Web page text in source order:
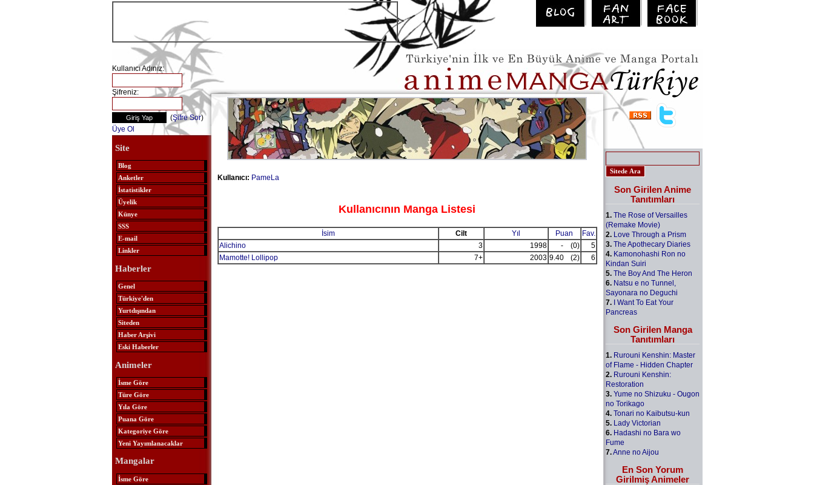
Kullanıcı Adınız:
Şifreniz:
(Şifre Sor)
Üye Ol
Site
Blog
Anketler
İstatistikler
Üyelik
Künye
SSS
E-mail
Linkler
Haberler
Genel
Türkiye'den
Yurtdışından
Siteden
Haber Arşivi
Eski Haberler
Animeler
İsme Göre
Türe Göre
Yıla Göre
Puana Göre
Kategoriye Göre
Yeni Yayımlanacaklar
Mangalar
İsme Göre
Kullanıcı: PameLa
Kullanıcının Manga Listesi
İsim Cilt Yıl Puan
Fav.
Alichino
3 1998 - (0)
5
Mamotte! Lollipop
7+ 2003 9.40 (2) 6
Son Girilen Anime
Tanıtımları
1. The Rose of Versailles
(Remake Movie)
2. Love Through a Prism
3. The Apothecary Diaries
4. Kamonohashi Ron no
Kindan Suiri
5. The Boy And The Heron
6. Natsu e no Tunnel,
Sayonara no Deguchi
7. I Want To Eat Your
Pancreas
Son Girilen Manga
Tanıtımları
1. Rurouni Kenshin: Master
of Flame - Hidden Chapter
2. Rurouni Kenshin:
Restoration
3. Yume no Shizuku - Ougon
no Torikago
4. Tonari no Kaibutsu-kun
5. Lady Victorian
6. Hadashi no Bara wo
Fume
7.Anne no Aijou
En Son Yorum
Girilmiş Animeler